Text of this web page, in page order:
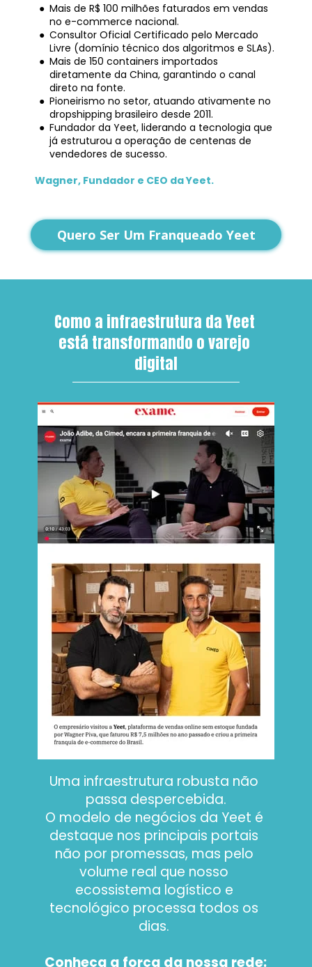
Mais de R$ 100 milhões faturados em vendas
no e-commerce nacional.
Consultor Oficial Certificado pelo Mercado
Livre (domínio técnico dos algoritmos e SLAs).
Mais de 150 containers importados
diretamente da China, garantindo o canal
direto na fonte.
Pioneirismo no setor, atuando ativamente no
dropshipping brasileiro desde 2011.
Fundador da Yeet, liderando a tecnologia que
já estruturou a operação de centenas de
vendedores de sucesso.
Wagner, Fundador e CEO da Yeet.
Quero Ser Um Franqueado Yeet
Como a infraestrutura da Yeet
está transformando o varejo
digital
Uma infraestrutura robusta não
passa despercebida.
O modelo de negócios da Yeet é
destaque nos principais portais
não por promessas, mas pelo
volume real que nosso
ecossistema logístico e
tecnológico processa todos os
dias.
Conheça a força da nossa rede: